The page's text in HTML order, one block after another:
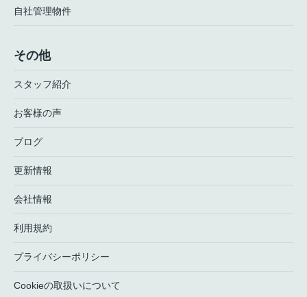
自社管理物件
その他
スタッフ紹介
お客様の声
ブログ
更新情報
会社情報
利用規約
プライバシーポリシー
Cookieの取扱いについて